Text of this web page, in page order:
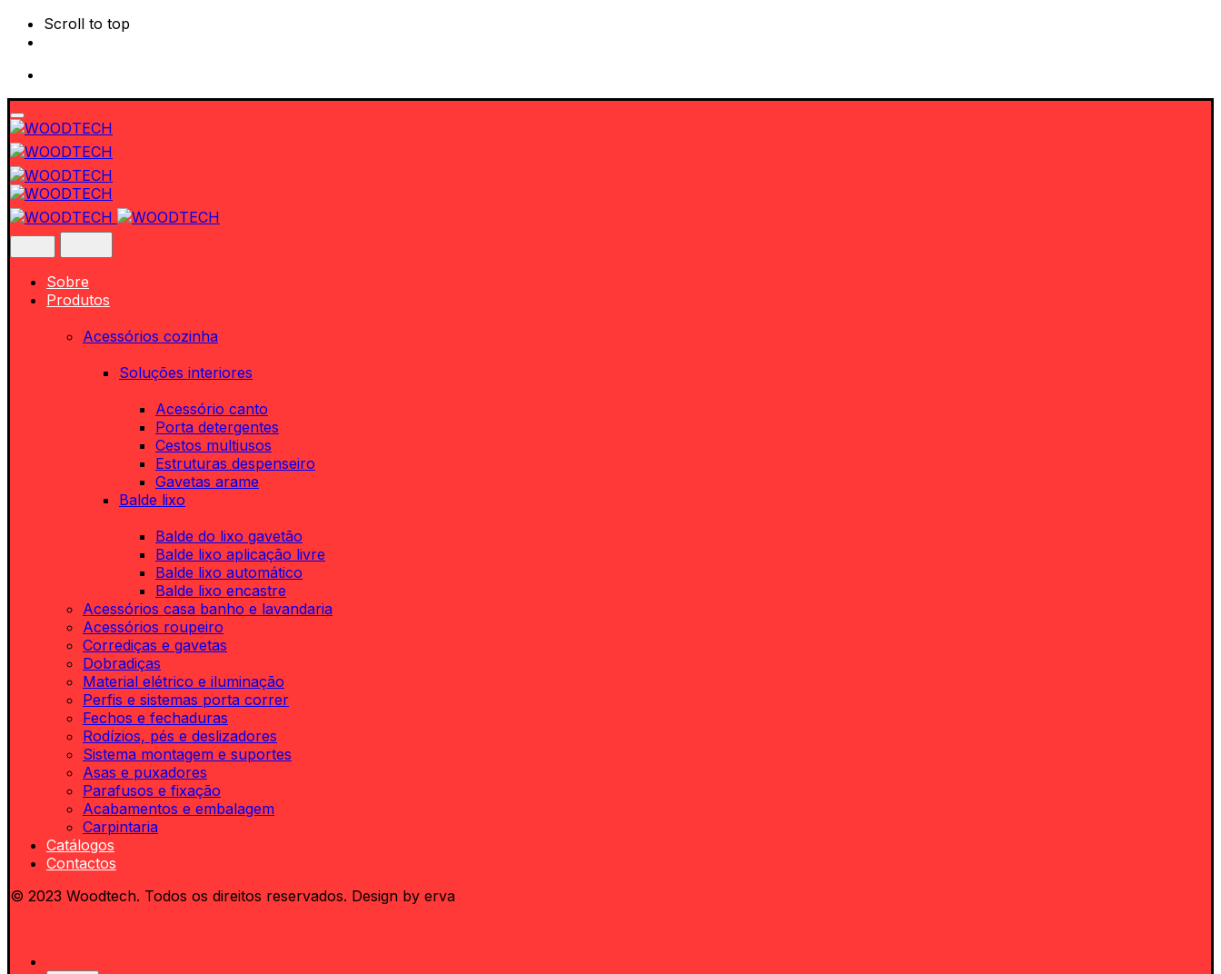
Scroll to top
Skip
to
content
Sobre
Produtos
Acessórios cozinha
Soluções interiores
Acessório canto
Porta detergentes
Cestos multiusos
Estruturas despenseiro
Gavetas arame
Balde lixo
Balde do lixo gavetão
Balde lixo aplicação livre
Balde lixo automático
Balde lixo encastre
Acessórios casa banho e lavandaria
Acessórios roupeiro
Corrediças e gavetas
Dobradiças
Material elétrico e iluminação
Perfis e sistemas porta correr
Fechos e fechaduras
Rodízios, pés e deslizadores
Sistema montagem e suportes
Asas e puxadores
Parafusos e fixação
Acabamentos e embalagem
Carpintaria
Catálogos
Contactos
© 2023 Woodtech. Todos os direitos reservados. Design by erva